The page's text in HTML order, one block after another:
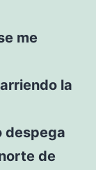
me
la
despega
de